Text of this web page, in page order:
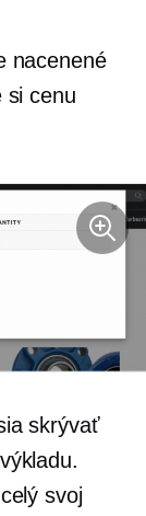
nacenené
si cenu
skrývať
svoj